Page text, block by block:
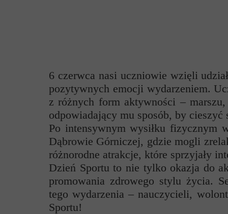
6 czerwca nasi uczniowie wzięli
pozytywnych emocji wydarzeniem.
z różnych form aktywności –
odpowiadający mu sposób, by
Po intensywnym wysiłku fizycznym
Dąbrowie Górniczej, gdzie mogli
różnorodne atrakcje, które sprzyjały
Dzień Sportu to nie tylko okazja do
promowania zdrowego stylu życia.
tego wydarzenia – nauczycieli,
Sportu!